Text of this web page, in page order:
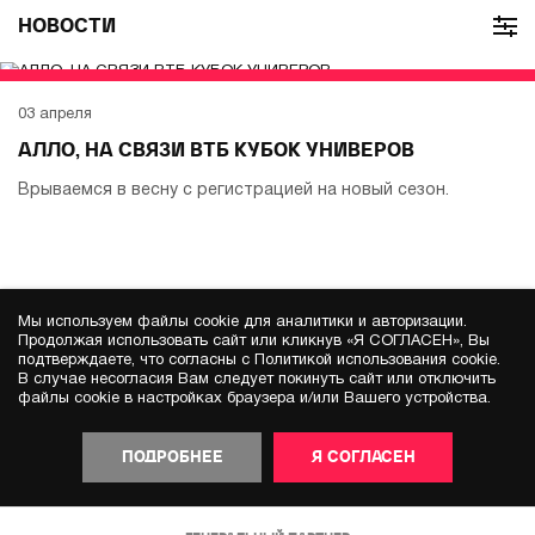
НОВОСТИ
03 апреля
АЛЛО, НА СВЯЗИ ВТБ КУБОК УНИВЕРОВ
Врываемся в весну с регистрацией на новый сезон.
Мы используем файлы cookie для аналитики и авторизации.
Продолжая использовать сайт или кликнув «Я СОГЛАСЕН», Вы
подтверждаете, что согласны с Политикой использования cookie.
В случае несогласия Вам следует покинуть сайт или отключить
файлы cookie в настройках браузера и/или Вашего устройства.
ПОДРОБНЕЕ Я СОГЛАСЕН